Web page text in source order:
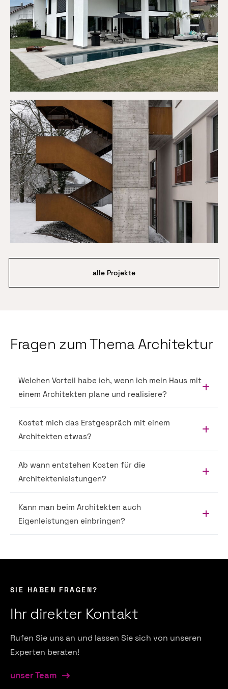
alle Projekte
Fragen zum Thema Architektur
Welchen Vorteil habe ich, wenn ich mein Haus mit
einem Architekten plane und realisiere?
Kostet mich das Erstgespräch mit einem
Architekten etwas?
Ab wann entstehen Kosten für die
Architektenleistungen?
Kann man beim Architekten auch
Eigenleistungen einbringen?
SIE HABEN FRAGEN?
Ihr direkter Kontakt
Rufen Sie uns an und lassen Sie sich von unseren
Experten beraten!
unser Team